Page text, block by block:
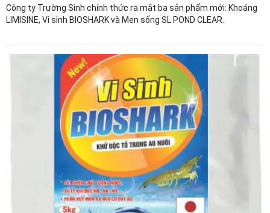
Công ty Trường Sinh chính thức ra mắt ba sản phẩm mới: Khoáng
LIMISINE, Vi sinh BIOSHARK và Men sống SL POND CLEAR.